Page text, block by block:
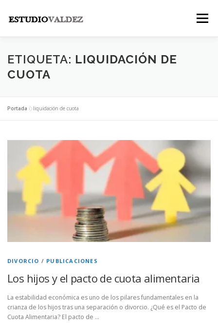
contenido
Menú
INICIO INSTITUCIONAL NOSOTROS
ETIQUETA: LIQUIDACIÓN DE
CUOTA
Portada »liquidación de cuota
DIVORCIO / PUBLICACIONES
Los hijos y el pacto de cuota alimentaria
La estabilidad económica es uno de los pilares fundamentales en la
crianza de los hijos tras una separación o divorcio. ¿Qué es el Pacto de
Cuota Alimentaria? El pacto de …